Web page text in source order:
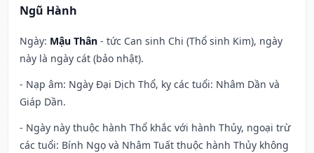
Ngũ Hành
Ngày: Mậu Thân - tức Can sinh Chi (Thổ sinh Kim), ngày
này là ngày cát (bảo nhật).
- Nạp âm: Ngày Đại Dịch Thổ, kỵ các tuổi: Nhâm Dần và
Giáp Dần.
- Ngày này thuộc hành Thổ khắc với hành Thủy, ngoại trừ
các tuổi: Bính Ngọ và Nhâm Tuất thuộc hành Thủy không